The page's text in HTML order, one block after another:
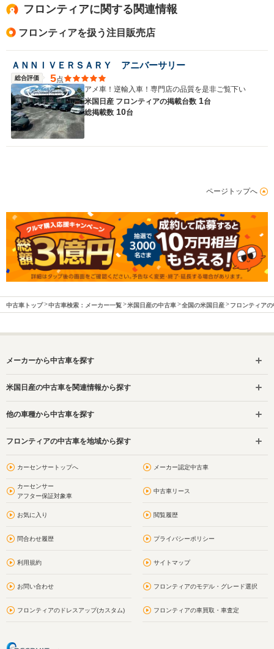
フロンティアに関する関連情報
フロンティアを扱う注目販売店
ＡＮＮＩＶＥＲＳＡＲＹ アニバーサリー
総合評価 5点
アメ車！逆輸入車！専門店の品質を是非ご覧下い
米国日産 フロンティアの掲載台数 1台
総掲載数 10台
ページトップへ
中古車トップ 中古車検索：メーカー一覧 米国日産の中古車 全国の米国日産 フロンティア
メーカーから中古車を探す
米国日産の中古車を関連情報から探す
他の車種から中古車を探す
フロンティアの中古車を地域から探す
カーセンサートップへ メーカー認定中古車
カーセンサー
アフター保証対象車
中古車リース
お気に入り 閲覧履歴
問合わせ履歴 プライバシーポリシー
利用規約 サイトマップ
お問い合わせ フロンティアのモデル・グレード選択
フロンティアのドレスアップ(カスタム) フロンティアの車買取・車査定